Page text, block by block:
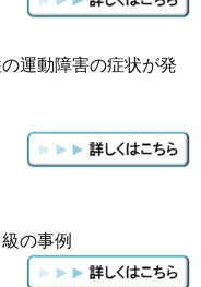
運動障害の症状が発
の事例